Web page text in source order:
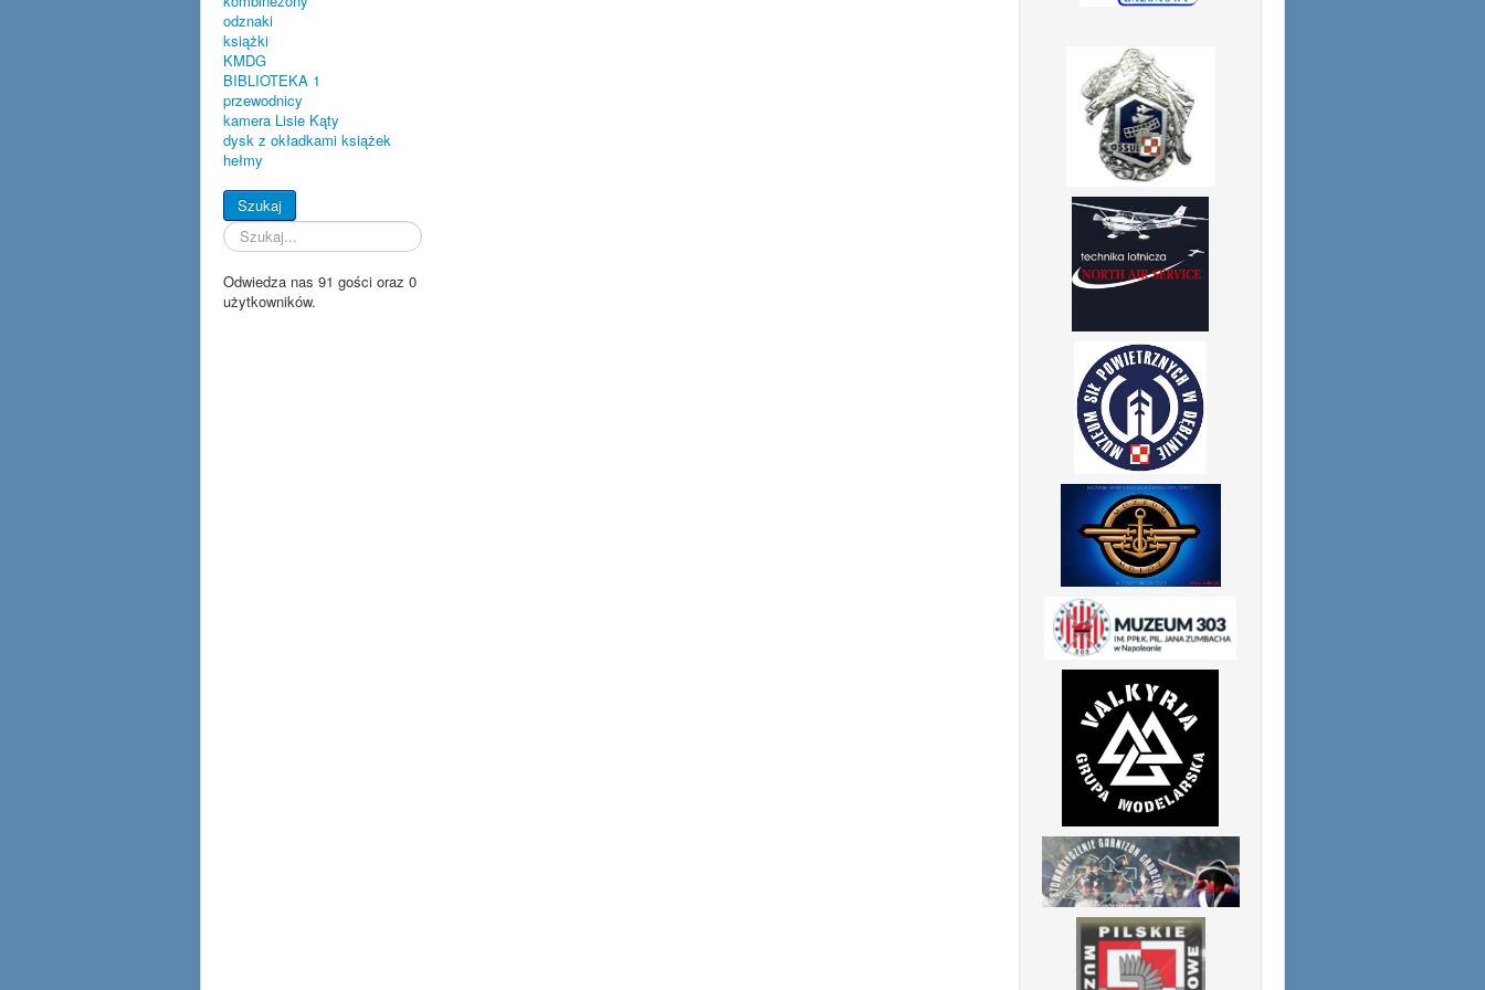
odznaki
książki
KMDG
BIBLIOTEKA 1
przewodnicy
kamera Lisie Kąty
dysk z okładkami książek
hełmy
Szukaj
Odwiedza nas 91 gości oraz 0
użytkowników.